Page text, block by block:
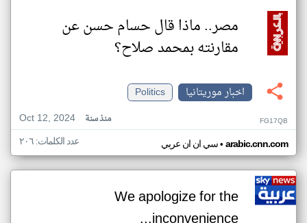
مصر.. ماذا قال حسام حسن عن
مقارنته بمحمد صلاح؟
اخبار موريتانيا
Politics
Oct 12, 2024
منذ سنة FG17QB
سي ان ان عربي• arabic.cnn.com عدد الكلمات: ٢٠٦
We apologize for the